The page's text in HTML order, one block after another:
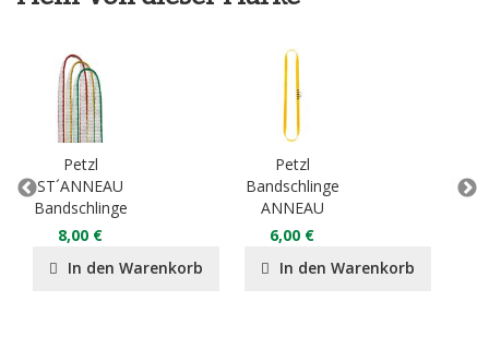
Petzl
ST´ANNEAU
Bandschlinge
8,00 €
In den Warenkorb
Petzl
Bandschlinge
ANNEAU
6,00 €
In den Warenkorb